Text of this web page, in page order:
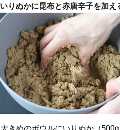
いりぬかに昆布と赤唐辛子を加え